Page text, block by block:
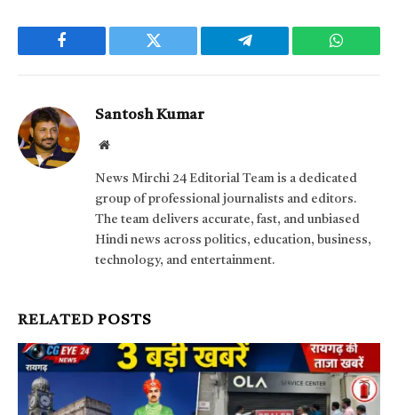
Facebook Twitter Telegram
Santosh Kumar
Website
News Mirchi 24 Editorial Team is a dedicated
group of professional journalists and editors.
The team delivers accurate, fast, and unbiased
Hindi news across politics, education, business,
technology, and entertainment.
RELATEDPOSTS